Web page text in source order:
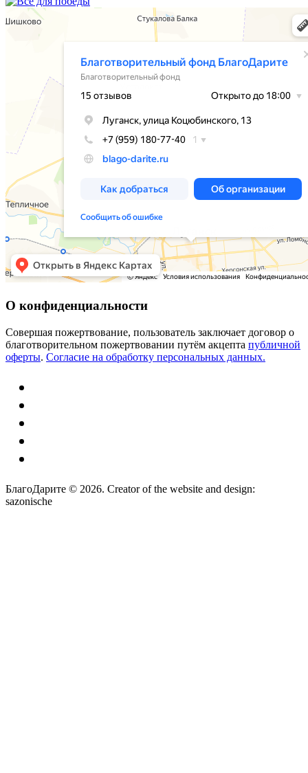
О конфиденциальности
Совершая пожертвование, пользователь заключает договор о
благотворительном пожертвовании путём акцепта публичной
оферты. Согласие на обработку персональных данных.
БлагоДарите © 2026. Creator of the website and design:
sazonische